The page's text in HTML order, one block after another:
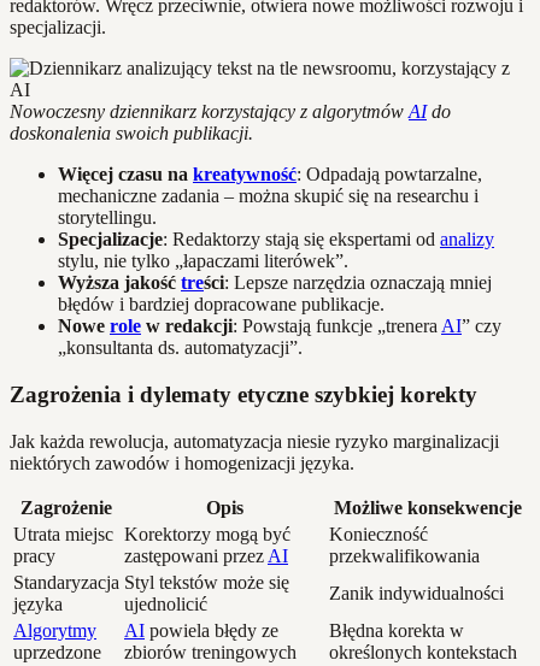
redaktorów. Wręcz przeciwnie, otwiera nowe możliwości rozwoju i
specjalizacji.
Nowoczesny dziennikarz korzystający z algorytmówAIdo
doskonalenia swoich publikacji.
Więcej czasu na kreatywność: Odpadają powtarzalne,
mechaniczne zadania – można skupić się na researchu i
storytellingu.
Specjalizacje: Redaktorzy stają się ekspertami od analizy
stylu, nie tylko „łapaczami literówek”.
Wyższa jakość treści: Lepsze narzędzia oznaczają mniej
błędów i bardziej dopracowane publikacje.
Nowe role w redakcji: Powstają funkcje „treneraAI” czy
„konsultanta ds. automatyzacji”.
Zagrożenia i dylematy etyczne szybkiej korekty
Jak każda rewolucja, automatyzacja niesie ryzyko marginalizacji
niektórych zawodów i homogenizacji języka.
Zagrożenie Opis
Możliwe konsekwencje
Utrata miejsc
pracy
Korektorzy mogą być
zastępowani przez AI
Konieczność
przekwalifikowania
Standaryzacja
języka
Styl tekstów może się
ujednolicić
Zanik indywidualności
Algorytmy
uprzedzone
AI powiela błędy ze
zbiorów treningowych
Błędna korekta w
określonych kontekstach